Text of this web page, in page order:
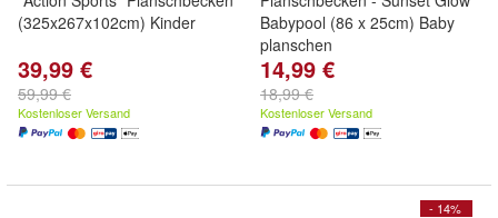
(325x267x102cm) Kinder
39,99 €
59,99 €
Kostenloser Versand
Babypool (86 x 25cm) Baby
planschen
14,99 €
18,99 €
Kostenloser Versand
- 14%